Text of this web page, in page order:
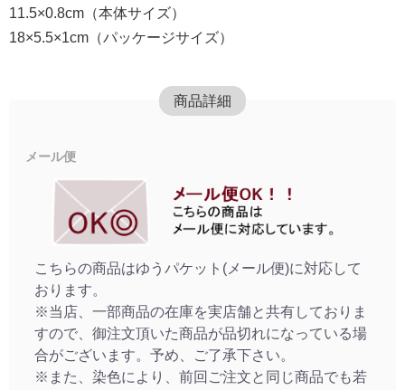
11.5×0.8cm（本体サイズ）
18×5.5×1cm（パッケージサイズ）
商品詳細
メール便
こちらの商品はゆうパケット(メール便)に対応して
おります。
※当店、一部商品の在庫を実店舗と共有しておりま
すので、御注文頂いた商品が品切れになっている場
合がございます。予め、ご了承下さい。
※また、染色により、前回ご注文と同じ商品でも若